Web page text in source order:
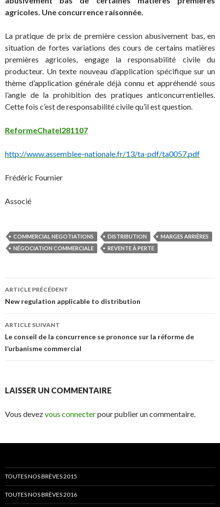
agricoles. Une concurrence raisonnée.
La pratique de prix de première cession abusivement bas, en
situation de fortes variations des cours de certains matières
premières agricoles, engage la responsabilité civile du
producteur. Un texte nouveau d’application spécifique sur un
thème d’application générale déjà connu et appréhendé sous
l’angle de la prohibition des pratiques anticoncurrentielles.
Cette fois c’est de responsabilité civile qu’il est question.
ReformeChatel281107
http://www.assemblee-nationale.fr/13/ta-pdf/ta0057.pdf
Frédéric Fournier
Associé
COMMERCIAL NEGOTIATIONS DISTRIBUTION
MARGES ARRIÈRES
NÉGOCIATION COMMERCIALE
REVENTE À PERTE
Navigation
des
articles
ARTICLE PRÉCÉDENT
New regulation applicable to distribution
ARTICLE SUIVANT
Le conseil de la concurrence se prononce sur la réforme de
l’urbanisme commercial
LAISSER UN COMMENTAIRE
Vous devezvous connecterpour publier un commentaire.
TOUTES NOS BRÈVES 2015
TOUTES NOS BRÈVES 2016